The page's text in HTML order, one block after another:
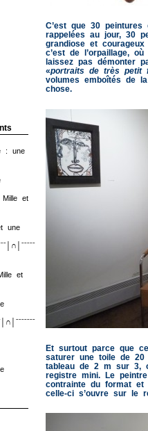
: une
Mille et
une
et
C’est que 30 peintures
rappelées au jour, 30
grandiose et
c’est de l’orpaillage,
laissez pas démonter
«portraits de très petit
volumes emboîtés de
chose.
Et surtout parce que
saturer une toile de 20
tableau de 2 m sur 3,
registre mini. Le
contrainte du format et
celle-ci s’ouvre sur le